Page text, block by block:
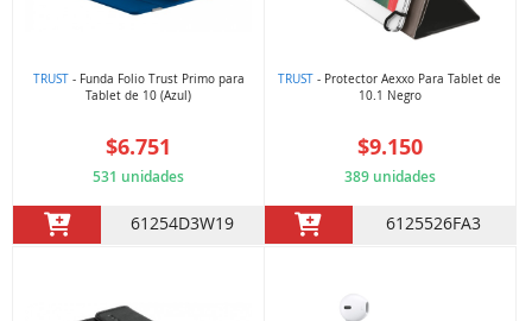
TRUST- Funda Folio Trust Primo para
Tablet de 10 (Azul)
$6.751
531 unidades
61254D3W19
TRUST - Protector Aexxo Para Tablet de
10.1 Negro
$9.150
389 unidades
6125526FA3